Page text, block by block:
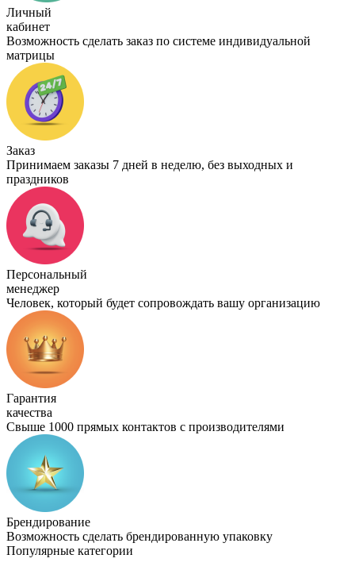
Личный
кабинет
Возможность сделать заказ по системе индивидуальной
матрицы
Заказ
Принимаем заказы 7 дней в неделю, без выходных и
праздников
Персональный
менеджер
Человек, который будет сопровождать вашу организацию
Гарантия
качества
Свыше 1000 прямых контактов с производителями
Брендирование
Возможность сделать брендированную упаковку
Популярные категории